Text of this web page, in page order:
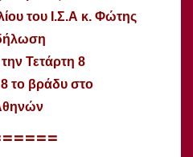
του Ι.Σ.Α κ. Φώτης
Τετάρτη 8
το βράδυ στο